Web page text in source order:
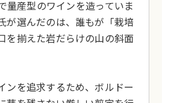
量産型のワインを造っていま
が選んだのは、誰もが「栽培
を揃えた岩だらけの山の斜面
ンを追求するため、ボルドー